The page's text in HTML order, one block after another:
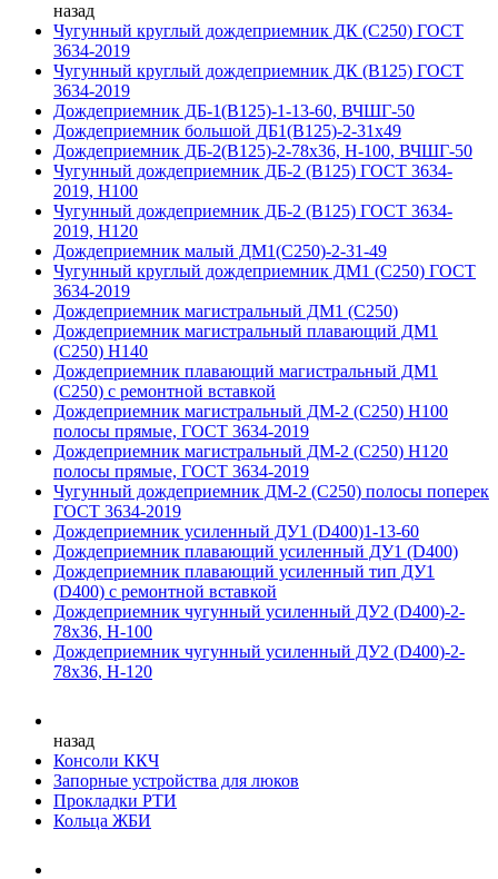
назад
Чугунный круглый дождеприемник ДК (С250) ГОСТ
3634-2019
Чугунный круглый дождеприемник ДК (В125) ГОСТ
3634-2019
Дождеприемник ДБ-1(В125)-1-13-60, ВЧШГ-50
Дождеприемник большой ДБ1(В125)-2-31х49
Дождеприемник ДБ-2(В125)-2-78х36, Н-100, ВЧШГ-50
Чугунный дождеприемник ДБ-2 (B125) ГОСТ 3634-
2019, Н100
Чугунный дождеприемник ДБ-2 (B125) ГОСТ 3634-
2019, H120
Дождеприемник малый ДМ1(С250)-2-31-49
Чугунный круглый дождеприемник ДМ1 (С250) ГОСТ
3634-2019
Дождеприемник магистральный ДМ1 (С250)
Дождеприемник магистральный плавающий ДМ1
(С250) H140
Дождеприемник плавающий магистральный ДМ1
(С250) с ремонтной вставкой
Дождеприемник магистральный ДМ-2 (С250) H100
полосы прямые, ГОСТ 3634-2019
Дождеприемник магистральный ДМ-2 (С250) H120
полосы прямые, ГОСТ 3634-2019
Чугунный дождеприемник ДМ-2 (C250) полосы поперек
ГОСТ 3634-2019
Дождеприемник усиленный ДУ1 (D400)1-13-60
Дождеприемник плавающий усиленный ДУ1 (D400)
Дождеприемник плавающий усиленный тип ДУ1
(D400) с ремонтной вставкой
Дождеприемник чугунный усиленный ДУ2 (D400)-2-
78х36, Н-100
Дождеприемник чугунный усиленный ДУ2 (D400)-2-
78х36, Н-120
назад
Консоли ККЧ
Запорные устройства для люков
Прокладки РТИ
Кольца ЖБИ